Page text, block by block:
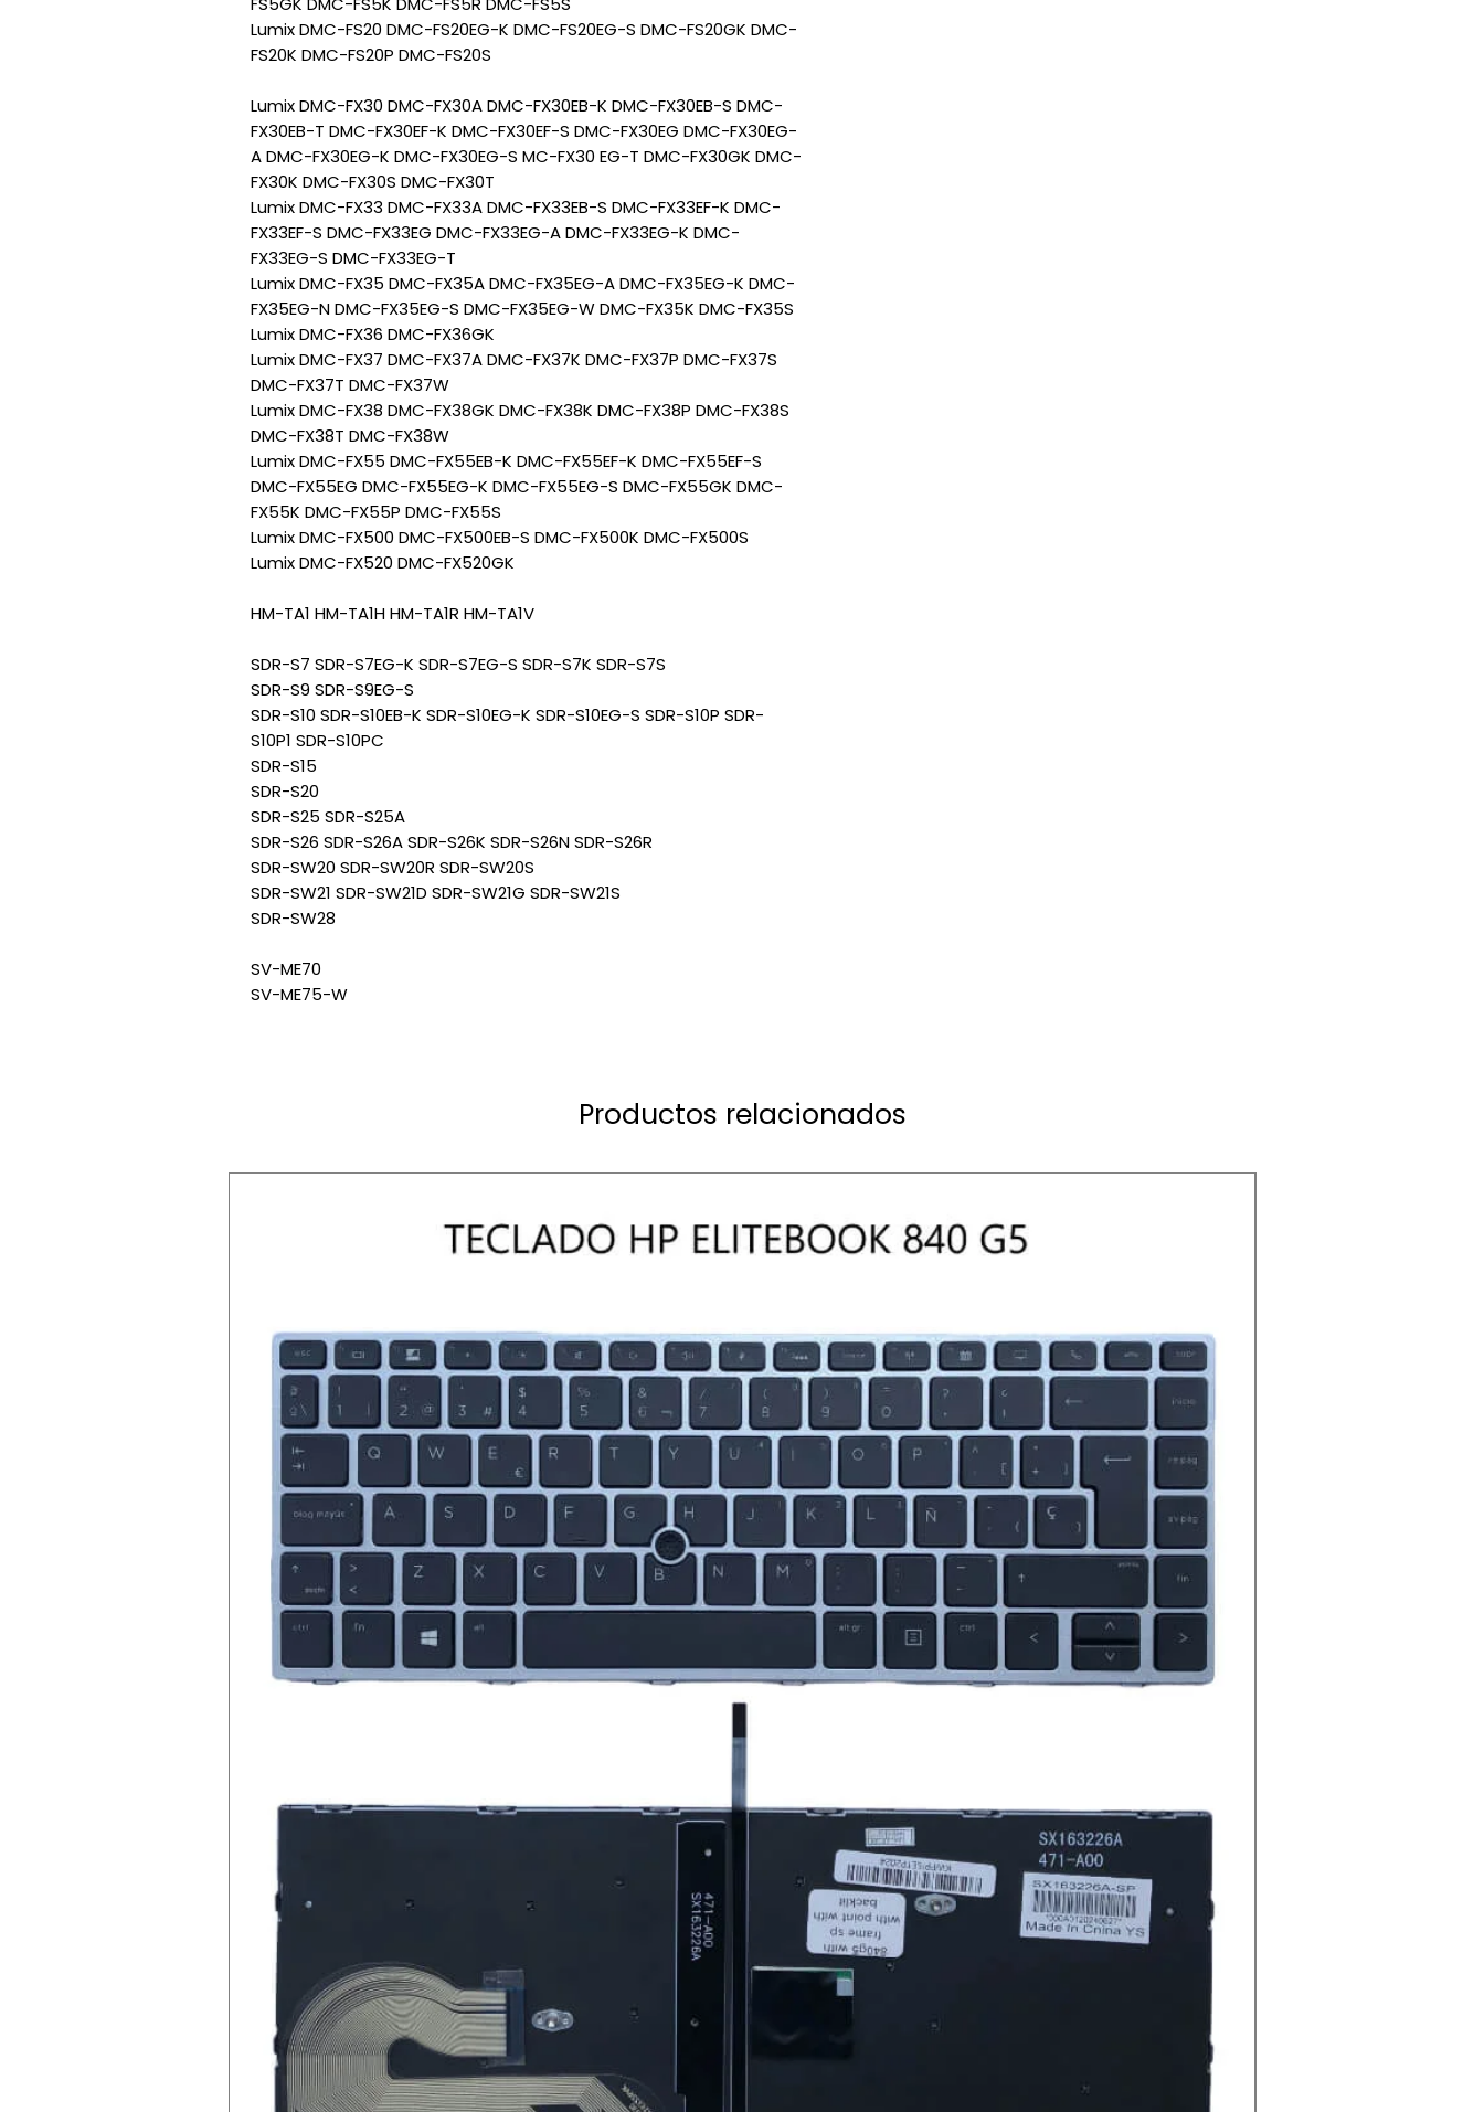
Lumix DMC-FS20 DMC-FS20EG-K DMC-FS20EG-S DMC-FS20GK DMC-
FS20K DMC-FS20P DMC-FS20S
Lumix DMC-FX30 DMC-FX30A DMC-FX30EB-K DMC-FX30EB-S DMC-
FX30EB-T DMC-FX30EF-K DMC-FX30EF-S DMC-FX30EG DMC-FX30EG-
A DMC-FX30EG-K DMC-FX30EG-S MC-FX30 EG-T DMC-FX30GK DMC-
FX30K DMC-FX30S DMC-FX30T
Lumix DMC-FX33 DMC-FX33A DMC-FX33EB-S DMC-FX33EF-K DMC-
FX33EF-S DMC-FX33EG DMC-FX33EG-A DMC-FX33EG-K DMC-
FX33EG-S DMC-FX33EG-T
Lumix DMC-FX35 DMC-FX35A DMC-FX35EG-A DMC-FX35EG-K DMC-
FX35EG-N DMC-FX35EG-S DMC-FX35EG-W DMC-FX35K DMC-FX35S
Lumix DMC-FX36 DMC-FX36GK
Lumix DMC-FX37 DMC-FX37A DMC-FX37K DMC-FX37P DMC-FX37S
DMC-FX37T DMC-FX37W
Lumix DMC-FX38 DMC-FX38GK DMC-FX38K DMC-FX38P DMC-FX38S
DMC-FX38T DMC-FX38W
Lumix DMC-FX55 DMC-FX55EB-K DMC-FX55EF-K DMC-FX55EF-S
DMC-FX55EG DMC-FX55EG-K DMC-FX55EG-S DMC-FX55GK DMC-
FX55K DMC-FX55P DMC-FX55S
Lumix DMC-FX500 DMC-FX500EB-S DMC-FX500K DMC-FX500S
Lumix DMC-FX520 DMC-FX520GK
HM-TA1 HM-TA1H HM-TA1R HM-TA1V
SDR-S7 SDR-S7EG-K SDR-S7EG-S SDR-S7K SDR-S7S
SDR-S9 SDR-S9EG-S
SDR-S10 SDR-S10EB-K SDR-S10EG-K SDR-S10EG-S SDR-S10P SDR-
S10P1 SDR-S10PC
SDR-S15
SDR-S20
SDR-S25 SDR-S25A
SDR-S26 SDR-S26A SDR-S26K SDR-S26N SDR-S26R
SDR-SW20 SDR-SW20R SDR-SW20S
SDR-SW21 SDR-SW21D SDR-SW21G SDR-SW21S
SDR-SW28
SV-ME70
SV-ME75-W
Productos relacionados